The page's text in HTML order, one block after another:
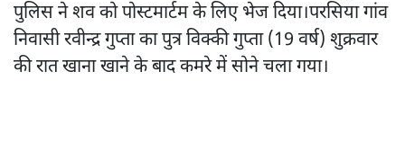
पुलिस ने शव को पोस्टमार्टम के लिए भेज दिया।परसिया गांव
निवासी रवीन्द्र गुप्ता का पुत्र विक्की गुप्ता (19 वर्ष) शुक्रवार
की रात खाना खाने के बाद कमरे में सोने चला गया।